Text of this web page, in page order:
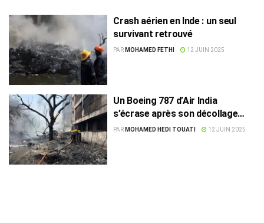
Crash aérien en Inde : un seul
survivant retrouvé
PAR MOHAMED FETHI 12 JUIN 2025
Un Boeing 787 d’Air India
s’écrase après son décollage
avec 244 personnes à bord
PAR MOHAMED HEDI TOUATI 12 JUIN 2025